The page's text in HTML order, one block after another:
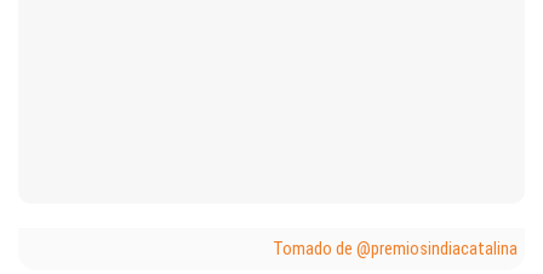
Tomado de @premiosindiacatalina